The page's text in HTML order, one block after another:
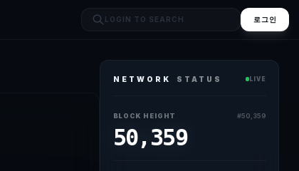
로그인
리아 독일 프랑스 러시아정도가 되겠다출처 :&nbsp;문화체육
NETWORK STATUS LIVE
BLOCK HEIGHT #50,359
50,359